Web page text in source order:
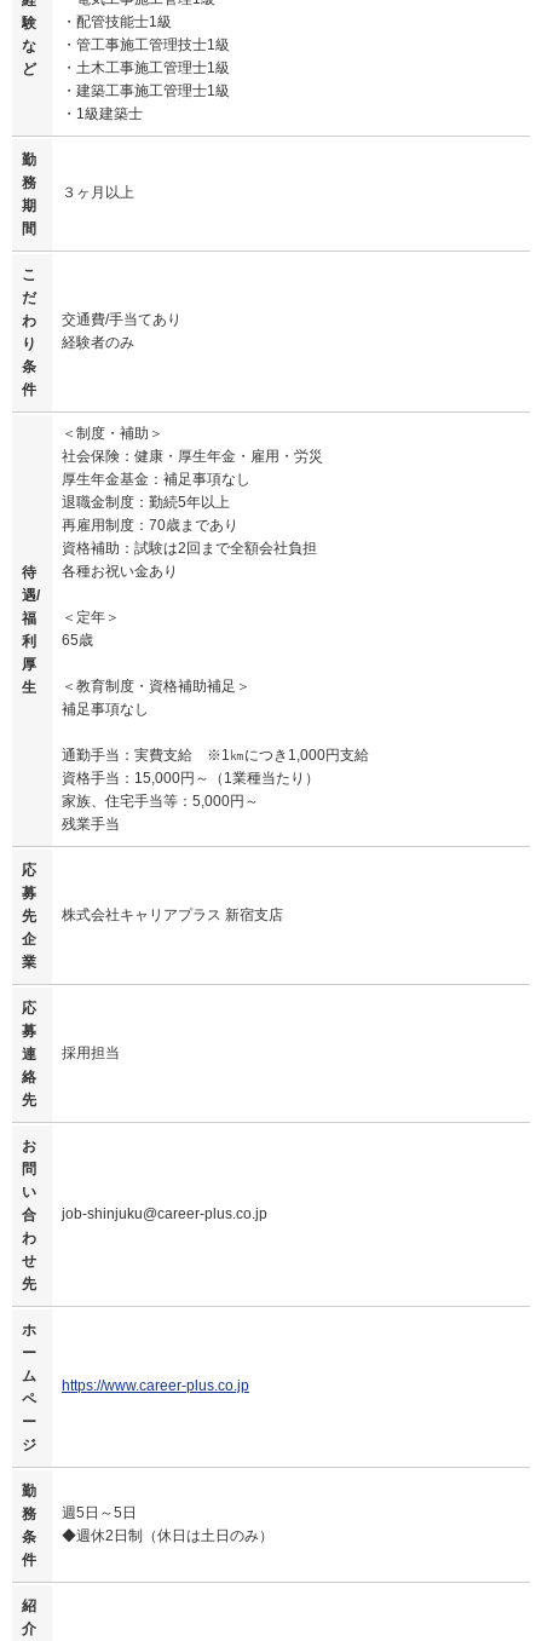
験
な
ど
・配管技能士1級
・管工事施工管理技士1級
・土木工事施工管理士1級
・建築工事施工管理士1級
・1級建築士
勤
務
期
間
３ヶ月以上
こ
だ
わ
り
条
件
交通費/手当てあり
経験者のみ
待
遇/
福
利
厚
生
＜制度・補助＞
社会保険：健康・厚生年金・雇用・労災
厚生年金基金：補足事項なし
退職金制度：勤続5年以上
再雇用制度：70歳まであり
資格補助：試験は2回まで全額会社負担
各種お祝い金あり
＜定年＞
65歳
＜教育制度・資格補助補足＞
補足事項なし
通勤手当：実費支給 ※1㎞につき1,000円支給
資格手当：15,000円～（1業種当たり）
家族、住宅手当等：5,000円～
残業手当
応
募
先
企
業
株式会社キャリアプラス 新宿支店
応
募
連
絡
先
採用担当
お
問
い
合
わ
せ
先
job-shinjuku@career-plus.co.jp
ホ
ー
ム
ペ
ー
ジ
https://www.career-plus.co.jp
勤
務
条
件
週5日～5日
◆週休2日制（休日は土日のみ）
紹
介